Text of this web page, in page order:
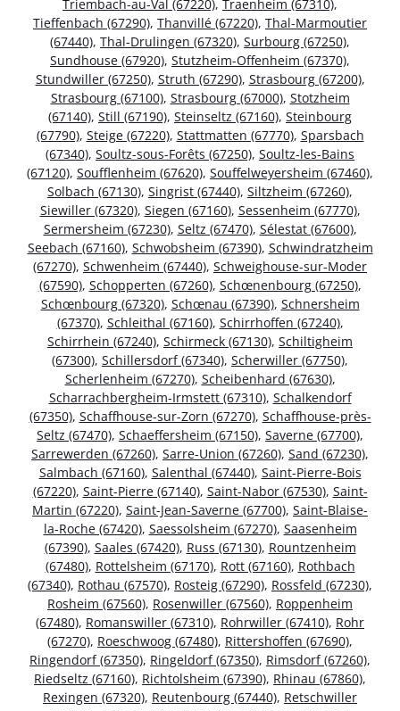
Triembach-au-Val (67220), Traenheim (67310),
Tieffenbach (67290), Thanvillé (67220), Thal-Marmoutier
(67440), Thal-Drulingen (67320), Surbourg (67250),
Sundhouse (67920), Stutzheim-Offenheim (67370),
Stundwiller (67250), Struth (67290), Strasbourg (67200),
Strasbourg (67100), Strasbourg (67000), Stotzheim
(67140), Still (67190), Steinseltz (67160), Steinbourg
(67790), Steige (67220), Stattmatten (67770), Sparsbach
(67340), Soultz-sous-Forêts (67250), Soultz-les-Bains
(67120), Soufflenheim (67620), Souffelweyersheim (67460),
Solbach (67130), Singrist (67440), Siltzheim (67260),
Siewiller (67320), Siegen (67160), Sessenheim (67770),
Sermersheim (67230), Seltz (67470), Sélestat (67600),
Seebach (67160), Schwobsheim (67390), Schwindratzheim
(67270), Schwenheim (67440), Schweighouse-sur-Moder
(67590), Schopperten (67260), Schœnenbourg (67250),
Schœnbourg (67320), Schœnau (67390), Schnersheim
(67370), Schleithal (67160), Schirrhoffen (67240),
Schirrhein (67240), Schirmeck (67130), Schiltigheim
(67300), Schillersdorf (67340), Scherwiller (67750),
Scherlenheim (67270), Scheibenhard (67630),
Scharrachbergheim-Irmstett (67310), Schalkendorf
(67350), Schaffhouse-sur-Zorn (67270), Schaffhouse-près-
Seltz (67470), Schaeffersheim (67150), Saverne (67700),
Sarrewerden (67260), Sarre-Union (67260), Sand (67230),
Salmbach (67160), Salenthal (67440), Saint-Pierre-Bois
(67220), Saint-Pierre (67140), Saint-Nabor (67530), Saint-
Martin (67220), Saint-Jean-Saverne (67700), Saint-Blaise-
la-Roche (67420), Saessolsheim (67270), Saasenheim
(67390), Saales (67420), Russ (67130), Rountzenheim
(67480), Rottelsheim (67170), Rott (67160), Rothbach
(67340), Rothau (67570), Rosteig (67290), Rossfeld (67230),
Rosheim (67560), Rosenwiller (67560), Roppenheim
(67480), Romanswiller (67310), Rohrwiller (67410), Rohr
(67270), Roeschwoog (67480), Rittershoffen (67690),
Ringendorf (67350), Ringeldorf (67350), Rimsdorf (67260),
Riedseltz (67160), Richtolsheim (67390), Rhinau (67860),
Rexingen (67320), Reutenbourg (67440), Retschwiller